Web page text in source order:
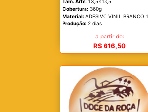
Tam. Arte:13,5x13,5
Cobertura:360g
Material:ADESIVO VINIL BRANCO
Produção:2 dias
a partir de:
R$ 616,50